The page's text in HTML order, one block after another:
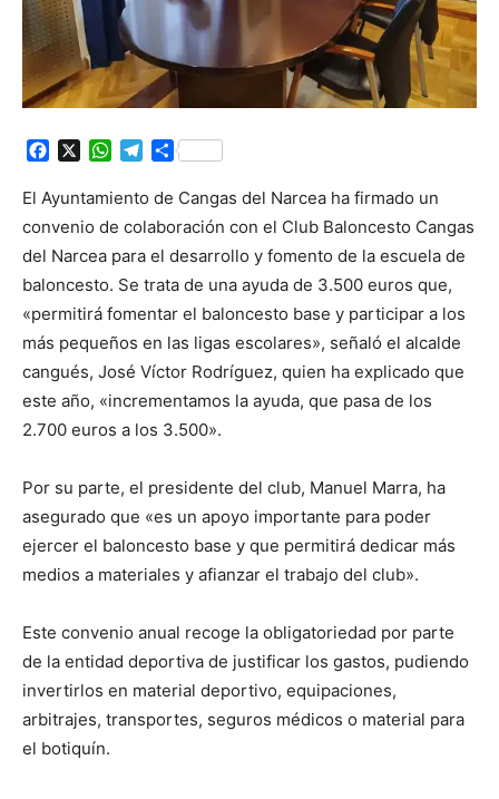
FacebookWhatsApp
Telegram
Compartir
El Ayuntamiento de Cangas del Narcea ha firmado un
convenio de colaboración con el Club Baloncesto Cangas
del Narcea para el desarrollo y fomento de la escuela de
baloncesto. Se trata de una ayuda de 3.500 euros que,
«permitirá fomentar el baloncesto base y participar a los
más pequeños en las ligas escolares», señaló el alcalde
cangués, José Víctor Rodríguez, quien ha explicado que
este año, «incrementamos la ayuda, que pasa de los
2.700 euros a los 3.500».
Por su parte, el presidente del club, Manuel Marra, ha
asegurado que «es un apoyo importante para poder
ejercer el baloncesto base y que permitirá dedicar más
medios a materiales y afianzar el trabajo del club».
Este convenio anual recoge la obligatoriedad por parte
de la entidad deportiva de justificar los gastos, pudiendo
invertirlos en material deportivo, equipaciones,
arbitrajes, transportes, seguros médicos o material para
el botiquín.